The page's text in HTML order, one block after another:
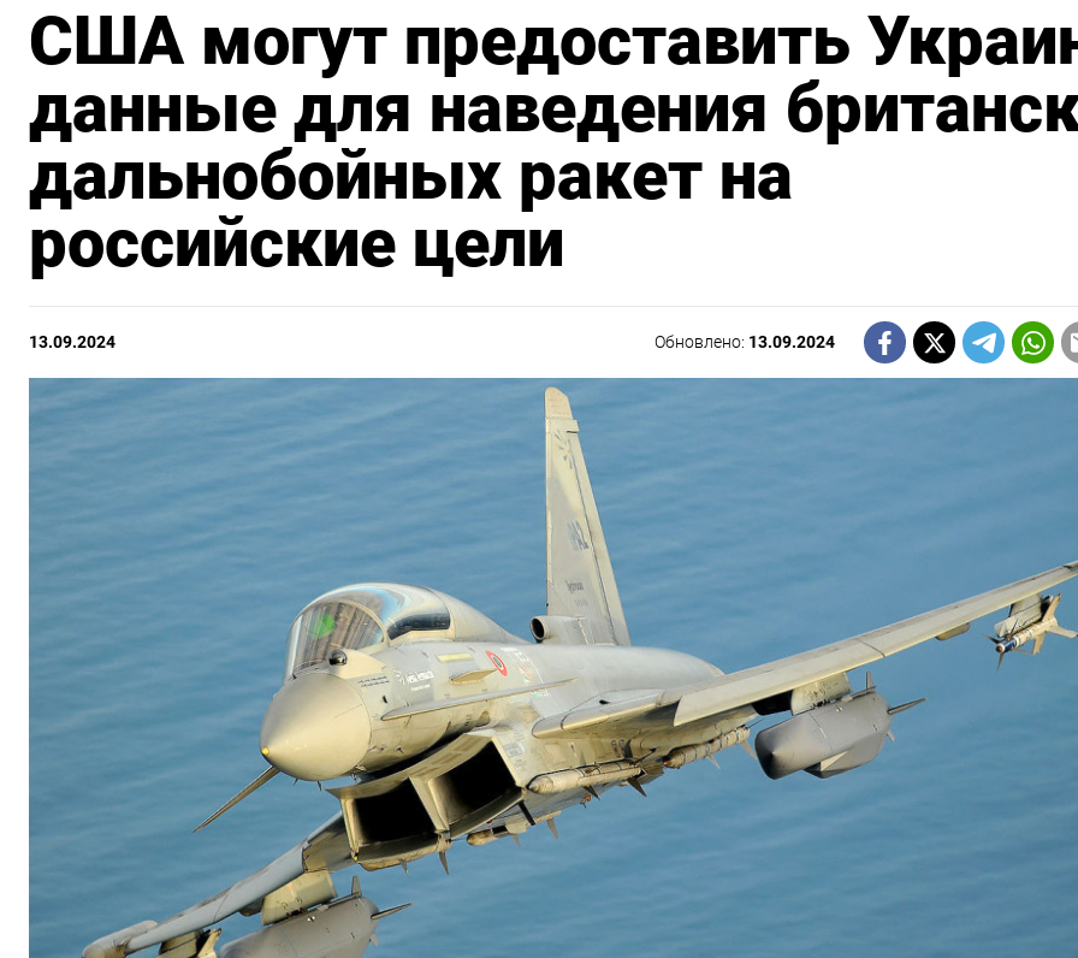
США могут предоставить
данные для наведения
дальнобойных ракет на
российские цели
13.09.2024 Обновлено: 13.09.2024